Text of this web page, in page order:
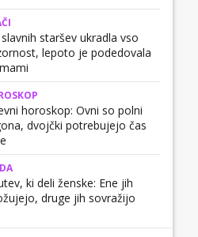
slavnih staršev ukradla vso
lepoto je podedovala
horoskop: Ovni so polni
dvojčki potrebujejo čas
ki deli ženske: Ene jih
druge jih sovražijo